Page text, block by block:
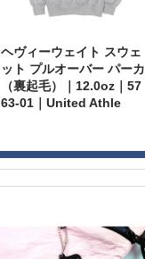
ヘヴィーウェイト スウェ
ット プルオーバー パーカ
（裏起毛）｜12.0oz｜57
63-01｜United Athle